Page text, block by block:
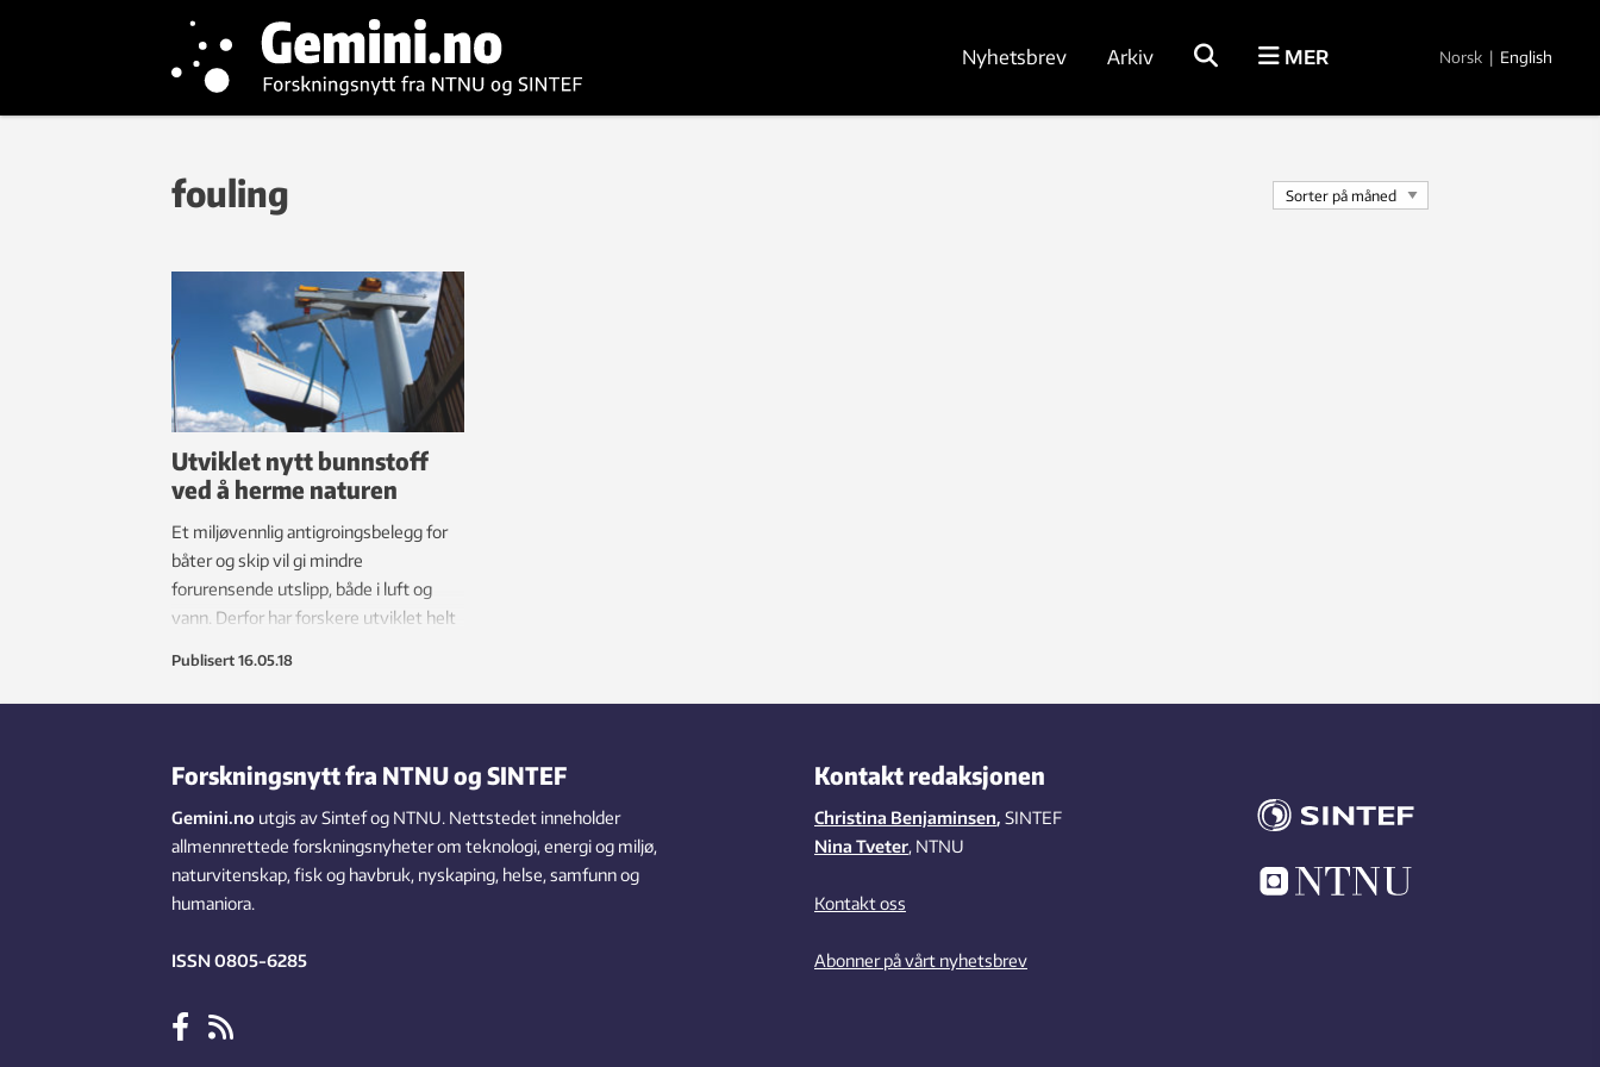
Nyhetsbrev Arkiv MER Norsk | English
fouling
Utviklet nytt bunnstoff
ved å herme naturen
Et miljøvennlig antigroingsbelegg for
båter og skip vil gi mindre
forurensende utslipp, både i luft og
vann. Derfor har forskere utviklet helt
Publisert 16.05.18
Forskningsnytt fra NTNU og SINTEF
Gemini.no utgis av Sintef og NTNU. Nettstedet inneholder
allmennrettede forskningsnyheter om teknologi, energi og miljø,
naturvitenskap, fisk og havbruk, nyskaping, helse, samfunn og
humaniora.
ISSN 0805-6285
Kontakt redaksjonen
Christina Benjaminsen, SINTEF
Nina Tveter, NTNU
Kontakt oss
Abonner på vårt nyhetsbrev